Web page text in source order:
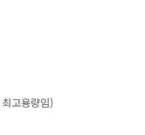
고용량임)